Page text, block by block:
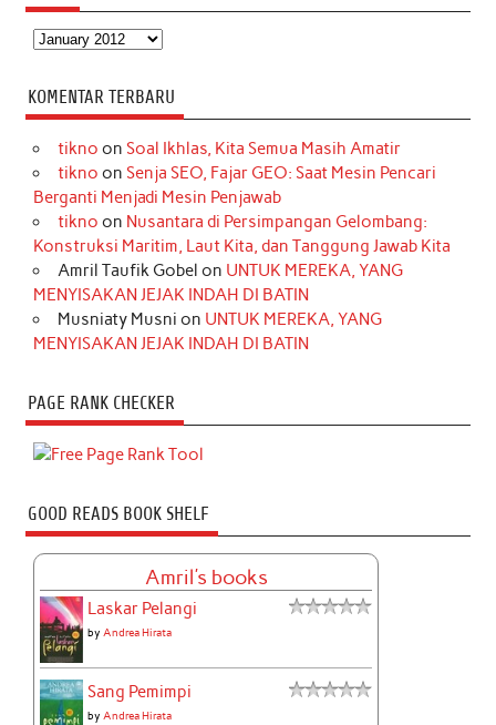
Arsip
KOMENTAR TERBARU
tikno on Soal Ikhlas, Kita Semua Masih Amatir
tikno on Senja SEO, Fajar GEO: Saat Mesin Pencari
Berganti Menjadi Mesin Penjawab
tikno on Nusantara di Persimpangan Gelombang:
Konstruksi Maritim, Laut Kita, dan Tanggung Jawab Kita
Amril Taufik Gobel on UNTUK MEREKA, YANG
MENYISAKAN JEJAK INDAH DI BATIN
Musniaty Musni on UNTUK MEREKA, YANG
MENYISAKAN JEJAK INDAH DI BATIN
PAGE RANK CHECKER
GOOD READS BOOK SHELF
Amril's books
Laskar Pelangi
byAndrea Hirata
Sang Pemimpi
byAndrea Hirata